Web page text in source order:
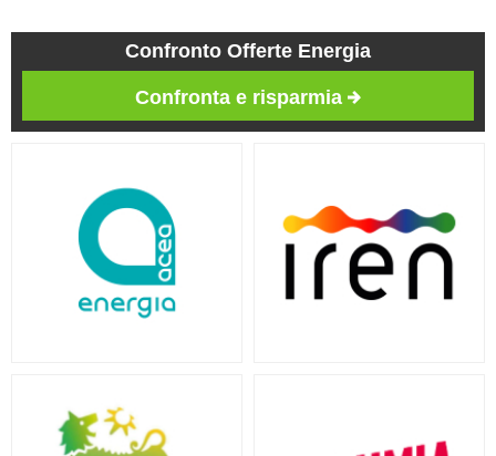
Confronto Offerte Energia
Confronta e risparmia